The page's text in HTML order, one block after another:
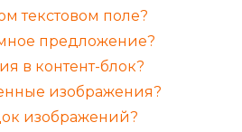
текстовом поле?
предложение?
в контент-блок?
изображения?
изображений?